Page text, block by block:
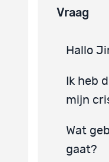
Vraag
Hallo
Ik heb
mijn
Wat
gaat?